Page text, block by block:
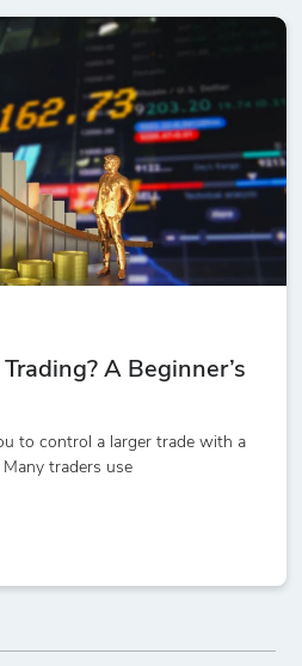
A Beginner’s
to control a larger trade with a
traders use